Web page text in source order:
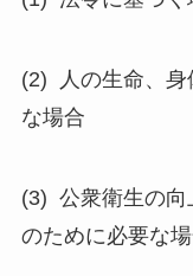
(2)
人の生命、
な場合
(3) 公衆衛生の
のために必要な